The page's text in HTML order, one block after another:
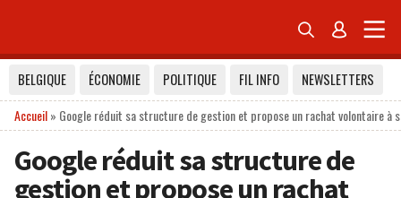
 
BELGIQUE ÉCONOMIE POLITIQUE FIL INFO
NEWSLETTERS
Accueil» Google réduit sa structure de gestion et propose un rachat volontaire à
Google réduit sa structure de
gestion et propose un rachat